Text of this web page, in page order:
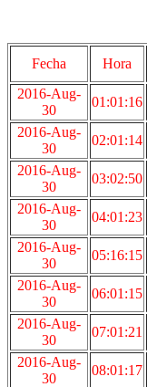
Fecha Hora
2016-Aug-
30
01:01:16
2016-Aug-
30
02:01:14
2016-Aug-
30
03:02:50
2016-Aug-
30
04:01:23
2016-Aug-
30
05:16:15
2016-Aug-
30
06:01:15
2016-Aug-
30
07:01:21
2016-Aug-
30
08:01:17